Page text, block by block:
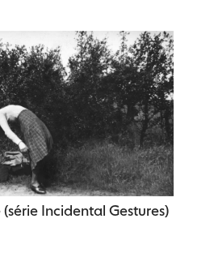
Incidental Gestures)